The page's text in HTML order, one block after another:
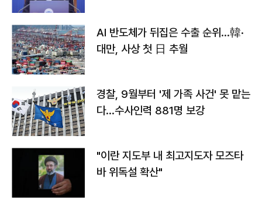
AI 반도체가 뒤집은 수출 순위…韓·
대만, 사상 첫 日 추월
경찰, 9월부터 '제 가족 사건' 못 맡는
다…수사인력 881명 보강
"이란 지도부 내 최고지도자 모즈타
바 위독설 확산"